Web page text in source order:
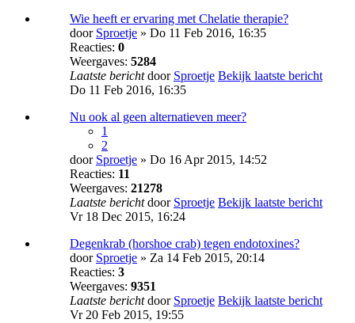
Wie heeft er ervaring met Chelatie therapie?
door Sproetje » Do 11 Feb 2016, 16:35
Reacties: 0
Weergaves: 5284
Laatste berichtdoor Sproetje Bekijk laatste bericht
Do 11 Feb 2016, 16:35
Nu ook al geen alternatieven meer?
1
2
door Sproetje » Do 16 Apr 2015, 14:52
Reacties: 11
Weergaves: 21278
Laatste berichtdoor Sproetje Bekijk laatste bericht
Vr 18 Dec 2015, 16:24
Degenkrab (horshoe crab) tegen endotoxines?
door Sproetje » Za 14 Feb 2015, 20:14
Reacties: 3
Weergaves: 9351
Laatste berichtdoor Sproetje Bekijk laatste bericht
Vr 20 Feb 2015, 19:55